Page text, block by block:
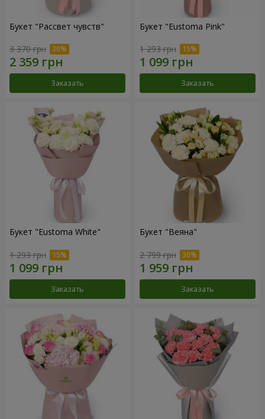
Букет "Рассвет чувств"
3 370 грн
Заказать
Букет "Eustoma Pink"
1 293 грн
Заказать
Букет "Eustoma White"
1 293 грн
Заказать
Букет "Веяна"
2 799 грн
Заказать